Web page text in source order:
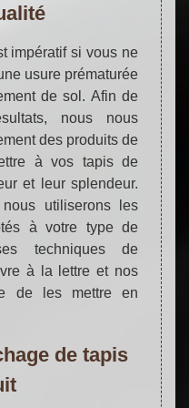
impératif si vous ne
usure prématurée
de sol. Afin de
nous nous
des produits de
à vos tapis de
et leur splendeur.
utiliserons les
à votre type de
techniques de
à la lettre et nos
de les mettre en
de tapis